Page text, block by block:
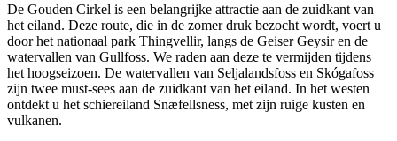
De Gouden Cirkel is een belangrijke attractie aan de zuidkant van
het eiland. Deze route, die in de zomer druk bezocht wordt, voert u
door het nationaal park Thingvellir, langs de Geiser Geysir en de
watervallen van Gullfoss. We raden aan deze te vermijden tijdens
het hoogseizoen. De watervallen van Seljalandsfoss en Skógafoss
zijn twee must-sees aan de zuidkant van het eiland. In het westen
ontdekt u het schiereiland Snæfellsness, met zijn ruige kusten en
vulkanen.